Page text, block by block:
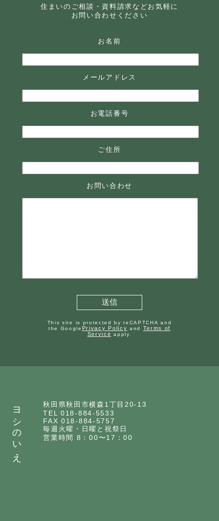
住まいのご相談・資料請求などお気軽に
お問い合わせください
お名前
メールアドレス
お電話番号
ご住所
お問い合わせ
This site is protected by reCAPTCHA and
the Google Privacy Policy and Terms of
Service apply.
ヨシのいえ
秋田県秋田市横森1丁目20-13
TEL 018-884-5533
FAX 018-884-5757
毎週火曜・日曜と祝祭日
営業時間 8：00〜17：00